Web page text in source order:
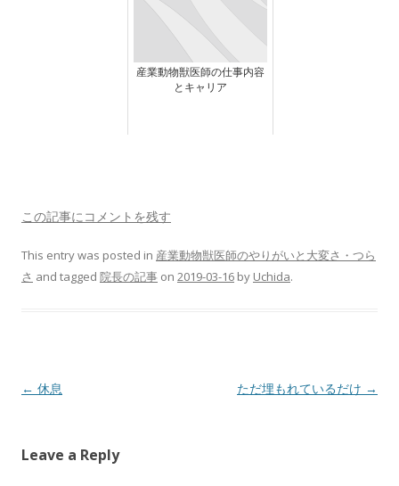
産業動物獣医師の仕事内容
とキャリア
この記事にコメントを残す
This entry was posted in 産業動物獣医師のやりがいと大変さ・つら
さ and tagged 院長の記事 on 2019-03-16 by Uchida.
Post
← 休息 ただ埋もれているだけ →
Leave a Reply